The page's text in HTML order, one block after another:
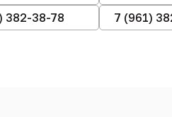
382-38-78
7 (961)